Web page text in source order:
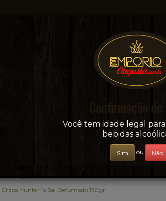
Sua conveniência e adega on-line!
+ BEBIDAS
Chips Hunter´s Sal Defumado 150gr
Confirmação de
Você tem idade legal
bebidas
Sim ou Não